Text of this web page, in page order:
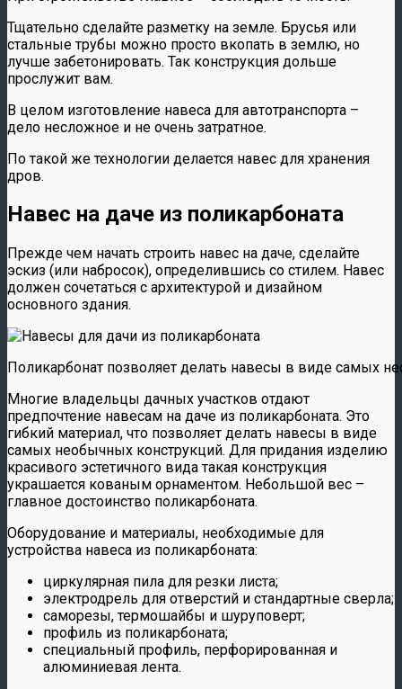
Тщательно сделайте разметку на земле. Брусья или
стальные трубы можно просто вкопать в землю, но
лучше забетонировать. Так конструкция дольше
прослужит вам.
В целом изготовление навеса для автотранспорта –
дело несложное и не очень затратное.
По такой же технологии делается навес для хранения
дров.
Навес на даче из поликарбоната
Прежде чем начать строить навес на даче, сделайте
эскиз (или набросок), определившись со стилем. Навес
должен сочетаться с архитектурой и дизайном
основного здания.
Поликарбонат позволяет делать навесы в виде самых
Многие владельцы дачных участков отдают
предпочтение навесам на даче из поликарбоната. Это
гибкий материал, что позволяет делать навесы в виде
самых необычных конструкций. Для придания изделию
красивого эстетичного вида такая конструкция
украшается кованым орнаментом. Небольшой вес –
главное достоинство поликарбоната.
Оборудование и материалы, необходимые для
устройства навеса из поликарбоната:
циркулярная пила для резки листа;
электродрель для отверстий и стандартные сверла;
саморезы, термошайбы и шуруповерт;
профиль из поликарбоната;
специальный профиль, перфорированная и
алюминиевая лента.